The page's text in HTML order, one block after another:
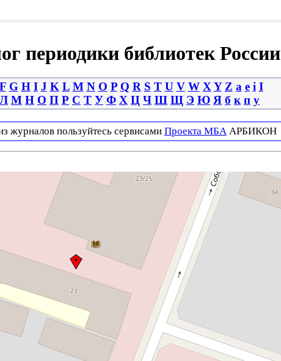
периодики библиотек России
F G H I J K L M N O P Q R S T U V W X Y Z a e i І
Л М Н О П Р С Т У Ф Х Ц Ч Ш Щ Э Ю Я б к п у
журналов пользуйтесь сервисами Проекта МБА АРБИКОН